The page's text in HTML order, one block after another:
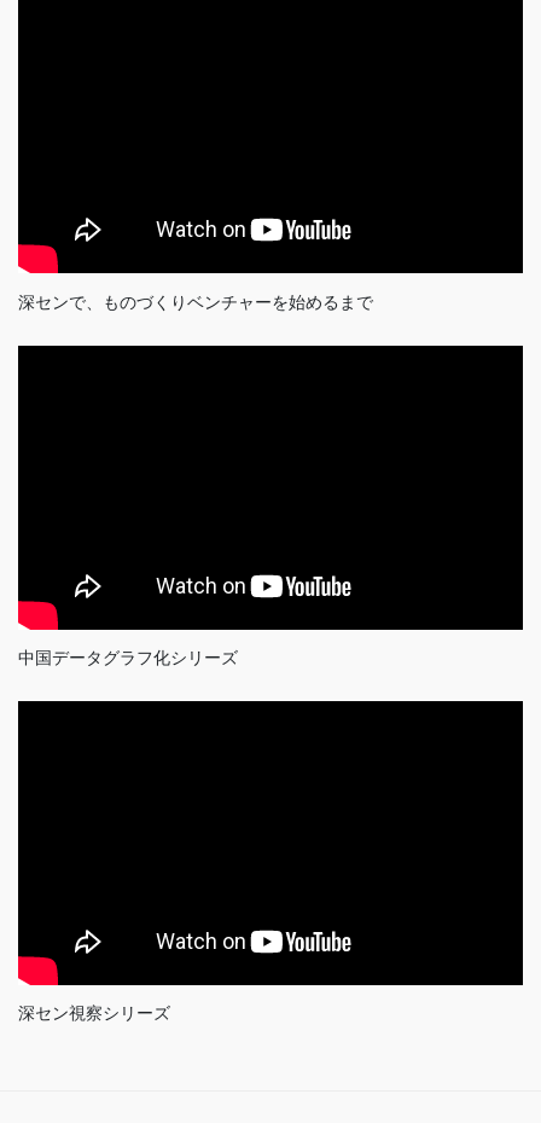
深センで、ものづくりベンチャーを始めるまで
中国データグラフ化シリーズ
深セン視察シリーズ